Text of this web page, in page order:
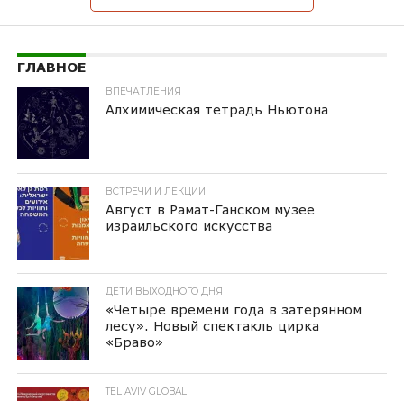
ГЛАВНОЕ
ВПЕЧАТЛЕНИЯ
Алхимическая тетрадь Ньютона
ВСТРЕЧИ И ЛЕКЦИИ
Август в Рамат-Ганском музее
израильского искусства
ДЕТИ ВЫХОДНОГО ДНЯ
«Четыре времени года в затерянном
лесу». Новый спектакль цирка
«Браво»
TEL AVIV GLOBAL